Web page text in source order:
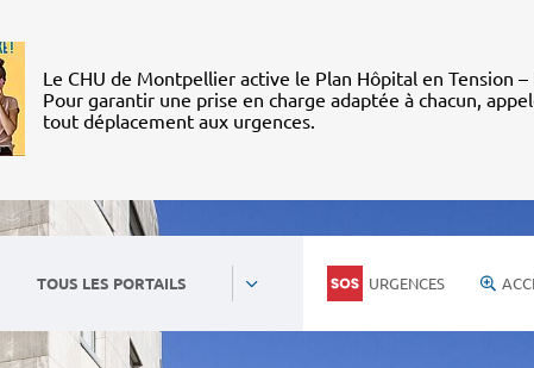
Le CHU de Montpellier active le Plan Hôpital en Tension –
Pour garantir une prise en charge adaptée à chacun,
tout déplacement aux urgences.
TOUS LES PORTAILS URGENCES